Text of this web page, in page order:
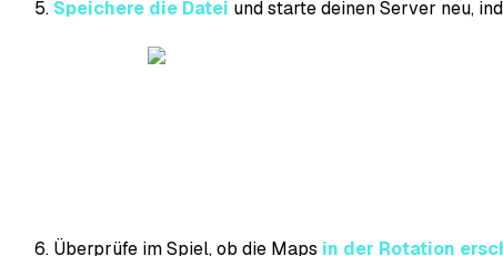
Speichere die Datei und starte deinen Server neu,
Überprüfe im Spiel, ob die Maps in der Rotation